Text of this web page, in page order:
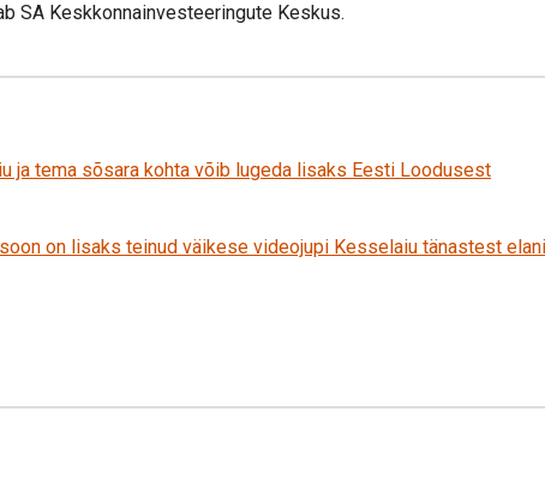
SA Keskkonnainvesteeringute Keskus.
ja tema sõsara kohta võib lugeda lisaks Eesti Loodusest
on lisaks teinud väikese videojupi Kesselaiu tänastest